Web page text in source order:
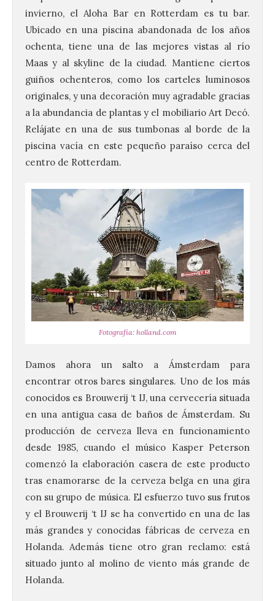
invierno, el Aloha Bar en Rotterdam es tu bar.
Ubicado en una piscina abandonada de los años
ochenta, tiene una de las mejores vistas al río
Maas y al skyline de la ciudad. Mantiene ciertos
guiños ochenteros, como los carteles luminosos
originales, y una decoración muy agradable gracias
a la abundancia de plantas y el mobiliario Art Decó.
Relájate en una de sus tumbonas al borde de la
piscina vacía en este pequeño paraíso cerca del
centro de Rotterdam.
Fotografía: holland.com
Damos ahora un salto a Ámsterdam para
encontrar otros bares singulares. Uno de los más
conocidos es Brouwerij ‘t IJ, una cervecería situada
en una antigua casa de baños de Ámsterdam. Su
producción de cerveza lleva en funcionamiento
desde 1985, cuando el músico Kasper Peterson
comenzó la elaboración casera de este producto
tras enamorarse de la cerveza belga en una gira
con su grupo de música. El esfuerzo tuvo sus frutos
y el Brouwerij ‘t IJ se ha convertido en una de las
más grandes y conocidas fábricas de cerveza en
Holanda. Además tiene otro gran reclamo: está
situado junto al molino de viento más grande de
Holanda.